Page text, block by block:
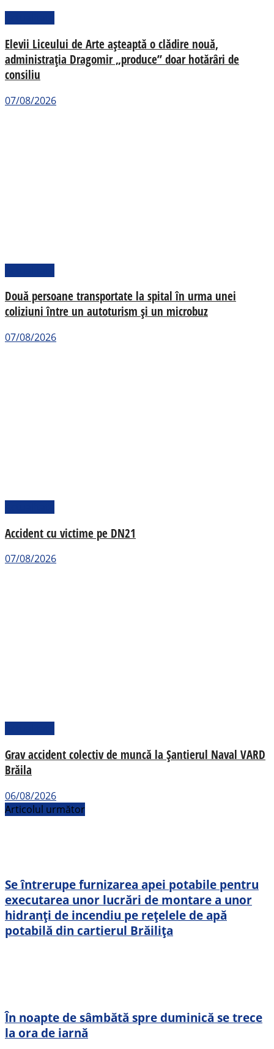
Elevii Liceului de Arte așteaptă o clădire nouă,
administrația Dragomir „produce” doar hotărâri de
consiliu
07/08/2026
Două persoane transportate la spital în urma unei
coliziuni între un autoturism și un microbuz
07/08/2026
Accident cu victime pe DN21
07/08/2026
Grav accident colectiv de muncă la Șantierul Naval VARD
Brăila
06/08/2026
Articolul următor
Se întrerupe furnizarea apei potabile pentru
executarea unor lucrări de montare a unor
hidranți de incendiu pe rețelele de apă
potabilă din cartierul Brăilița
În noapte de sâmbătă spre duminică se trece
la ora de iarnă